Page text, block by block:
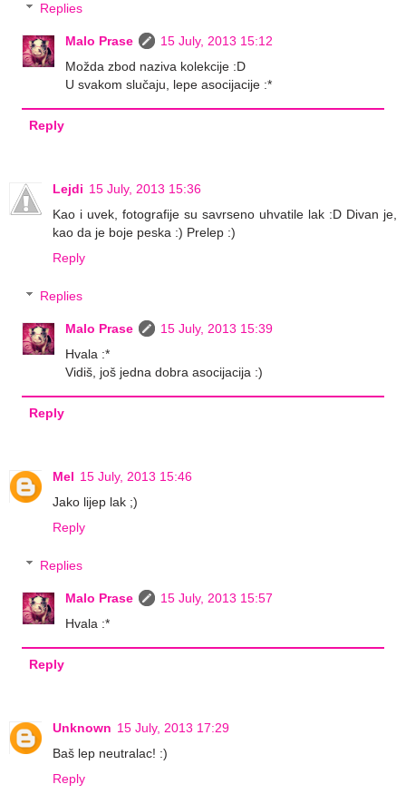
Replies
Malo Prase
15 July, 2013 15:12
Možda zbod naziva kolekcije :D
U svakom slučaju, lepe asocijacije :*
Reply
Lejdi 15 July, 2013 15:36
Kao i uvek, fotografije su savrseno uhvatile lak :D Divan je,
kao da je boje peska :) Prelep :)
Reply
Replies
Malo Prase
15 July, 2013 15:39
Hvala :*
Vidiš, još jedna dobra asocijacija :)
Reply
Mel 15 July, 2013 15:46
Jako lijep lak ;)
Reply
Replies
Malo Prase
15 July, 2013 15:57
Hvala :*
Reply
Unknown 15 July, 2013 17:29
Baš lep neutralac! :)
Reply